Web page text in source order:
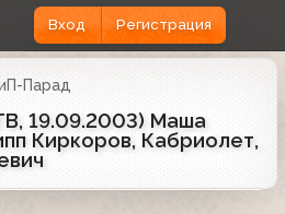
Вход Регистрация
Парад
19.09.2003) Маша
Киркоров, Кабриолет,